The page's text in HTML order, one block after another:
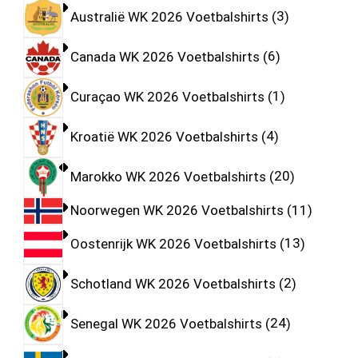
Australië WK 2026 Voetbalshirts 3
Canada WK 2026 Voetbalshirts 6
Curaçao WK 2026 Voetbalshirts 1
Kroatië WK 2026 Voetbalshirts 4
Marokko WK 2026 Voetbalshirts 20
Noorwegen WK 2026 Voetbalshirts 11
Oostenrijk WK 2026 Voetbalshirts 13
Schotland WK 2026 Voetbalshirts 2
Senegal WK 2026 Voetbalshirts 24